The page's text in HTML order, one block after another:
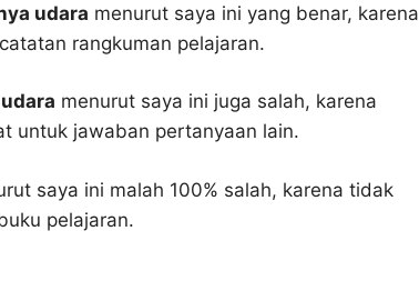
udara menurut saya ini yang benar, karena
rangkuman pelajaran.
menurut saya ini juga salah, karena
untuk jawaban pertanyaan lain.
saya ini malah 100% salah, karena tidak
pelajaran.